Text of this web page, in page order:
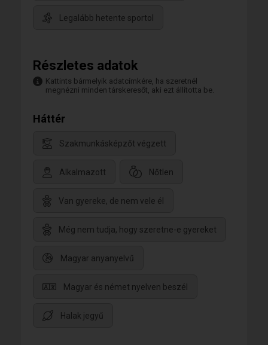
Legalább hetente sportol
Részletes adatok
Kattints bármelyik adatcímkére, ha szeretnél
megnézni minden társkeresőt, aki ezt állította be.
Háttér
Szakmunkásképzőt végzett
Alkalmazott Nőtlen
Van gyereke, de nem vele él
Még nem tudja, hogy szeretne-e gyereket
Magyar anyanyelvű
Magyar és német nyelven beszél
Halak jegyű